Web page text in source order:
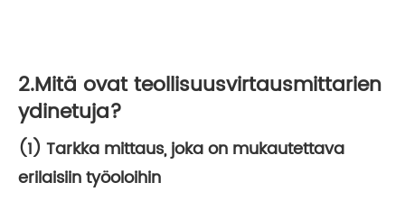
2.Mitä ovat teollisuusvirtausmittarien
ydinetuja?
(1) Tarkka mittaus, joka on mukautettava
erilaisiin työoloihin